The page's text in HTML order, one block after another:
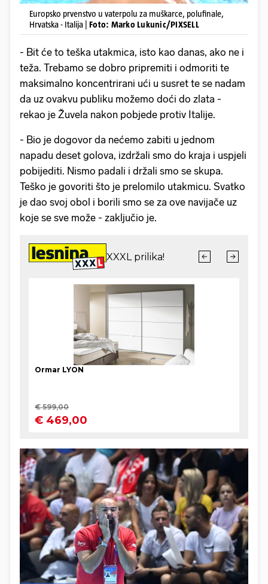
Europsko prvenstvo u vaterpolu za muškarce, polufinale,
Hrvatska - Italija | Foto: Marko Lukunic/PIXSELL
- Bit će to teška utakmica, isto kao danas, ako ne i
teža. Trebamo se dobro pripremiti i odmoriti te
maksimalno koncentrirani ući u susret te se nadam
da uz ovakvu publiku možemo doći do zlata -
rekao je Žuvela nakon pobjede protiv Italije.
- Bio je dogovor da nećemo zabiti u jednom
napadu deset golova, izdržali smo do kraja i uspjeli
pobijediti. Nismo padali i držali smo se skupa.
Teško je govoriti što je prelomilo utakmicu. Svatko
je dao svoj obol i borili smo se za ove navijače uz
koje se sve može - zaključio je.